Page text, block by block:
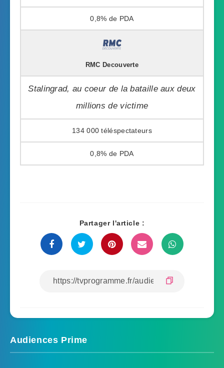
0,8%
RMC Decouverte
Stalingrad, au coeur de la bataille aux deux
millions de victime
134 000
0,8%
Partager l'article :
Audiences Prime